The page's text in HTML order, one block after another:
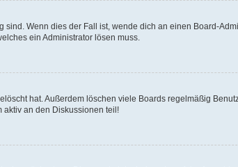
Wenn dies der Fall ist, wende dich an einen Board-
ein Administrator lösen muss.
hat. Außerdem löschen viele Boards regelmäßig
an den Diskussionen teil!